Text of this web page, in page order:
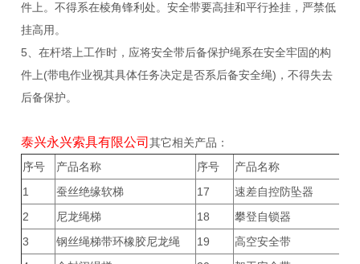
件上。不得系在棱角锋利处。安全带要高挂和平行拴挂，严禁低
挂高用。
5、在杆塔上工作时，应将安全带后备保护绳系在安全牢固的构
件上(带电作业视其具体任务决定是否系后备安全绳)，不得失去
后备保护。
泰兴永兴索具有限公司其它相关产品：
序号
产品名称 序号
产品名称
1
蚕丝绝缘软梯 17
速差自控防坠器
2
尼龙绳梯 18
攀登自锁器
3
钢丝绳梯带环橡胶尼龙绳 19
高空安全带